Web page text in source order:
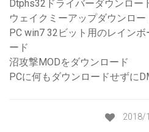
Dtphs32ドライバーダウンロー
ウェイクミーアップダウンロー
PC win7 32ビット用のレイン
ード
沼攻撃MODをダウンロード
PCに何もダウンロードせずに
2018/